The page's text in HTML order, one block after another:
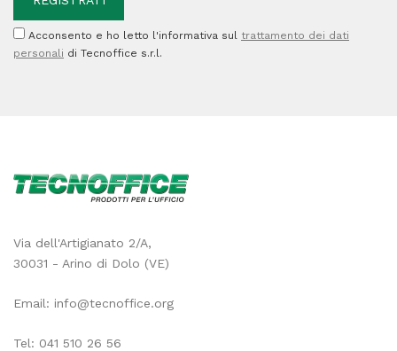
Acconsento e ho letto l'informativa sul trattamento dei dati
personali di Tecnoffice s.r.l.
Via dell'Artigianato 2/A,
30031 - Arino di Dolo (VE)
Email: info@tecnoffice.org
Tel: 041 510 26 56